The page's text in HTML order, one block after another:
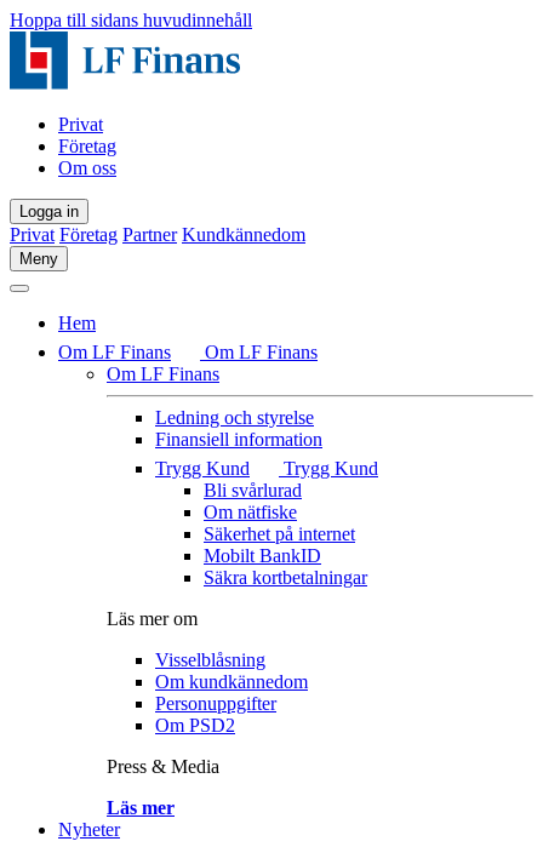
Hoppa till sidans huvudinnehåll
Privat
Företag
Om oss
Logga in
Privat Företag Partner Kundkännedom
Meny
Hem
Om LF Finans
Om LF Finans
Om LF Finans
Ledning och styrelse
Finansiell information
Trygg Kund
Trygg Kund
Bli svårlurad
Om nätfiske
Säkerhet på internet
Mobilt BankID
Säkra kortbetalningar
Läs mer om
Visselblåsning
Om kundkännedom
Personuppgifter
Om PSD2
Press & Media
Läs mer
Nyheter